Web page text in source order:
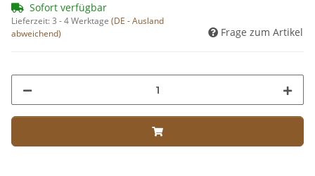
Sofort verfügbar
Lieferzeit:3 - 4 Werktage (DE - Ausland
abweichend)
Frage zum Artikel